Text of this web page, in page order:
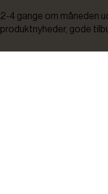
2-4 gange om måneden
produktnyheder, gode